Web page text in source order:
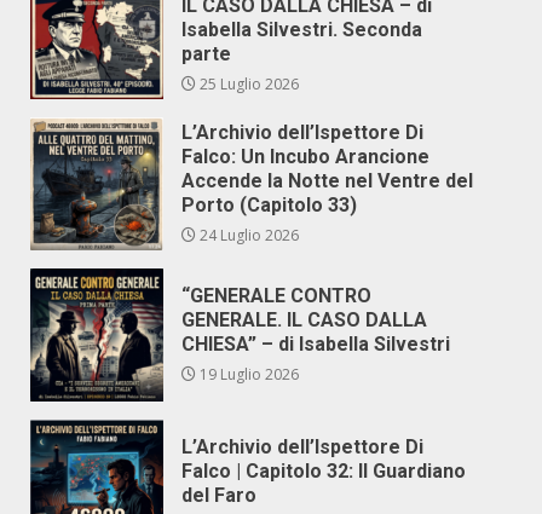
IL CASO DALLA CHIESA – di
Isabella Silvestri. Seconda
parte
25 Luglio 2026
L’Archivio dell’Ispettore Di
Falco: Un Incubo Arancione
Accende la Notte nel Ventre del
Porto (Capitolo 33)
24 Luglio 2026
“GENERALE CONTRO
GENERALE. IL CASO DALLA
CHIESA” – di Isabella Silvestri
19 Luglio 2026
L’Archivio dell’Ispettore Di
Falco | Capitolo 32: Il Guardiano
del Faro